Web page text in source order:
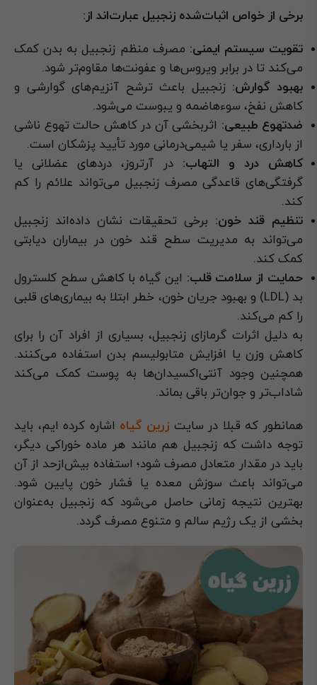
برخی از خواص اثبات‌شده زنجبیل عبارت‌اند از:
تقویت سیستم ایمنی: مصرف منظم زنجبیل به بدن کمک
می‌کند تا در برابر ویروس‌ها و عفونت‌ها مقاوم‌تر شود.
بهبود گوارش: زنجبیل باعث ترشح آنزیم‌های گوارشی و
کاهش نفخ، سوءهاضمه و یبوست می‌شود.
ضدتهوع طبیعی: اثربخشی آن در کاهش حالت تهوع ناشی
از بارداری، سفر یا شیمی‌درمانی مورد تأیید پزشکان است.
کاهش درد و التهاب: در آرتروز، دردهای عضلانی یا
گرفتگی‌های قاعدگی مصرف زنجبیل می‌تواند علائم را کم
کند.
تنظیم قند خون: برخی تحقیقات نشان داده‌اند زنجبیل
می‌تواند به مدیریت سطح قند خون در بیماران دیابتی
کمک کند.
حمایت از سلامت قلب: این گیاه با کاهش سطح کلسترول
بد (LDL) و بهبود جریان خون، خطر ابتلا به بیماری‌های قلبی
را کم می‌کند.
به دلیل اثرات گرمازای زنجبیل، بسیاری از افراد آن را برای
کاهش وزن یا افزایش متابولیسم بدن استفاده می‌کنند.
همچنین وجود آنتی‌اکسیدان‌ها به پوست کمک می‌کند
شاداب‌تر و جوان‌تر باقی بماند.
همانطور که قبلا در سایت زرین گیاه اشاره کرده ایم، باید
توجه داشت که زنجبیل هم مانند هر ماده خوراکی دیگر،
باید در مقدار متعادل مصرف شود؛ استفاده بیش‌ازحد از آن
می‌تواند باعث سوزش معده یا فشار خون پایین شود.
بهترین نتیجه زمانی حاصل می‌شود که زنجبیل به‌عنوان
بخشی از یک رژیم سالم و متنوع مصرف گردد.